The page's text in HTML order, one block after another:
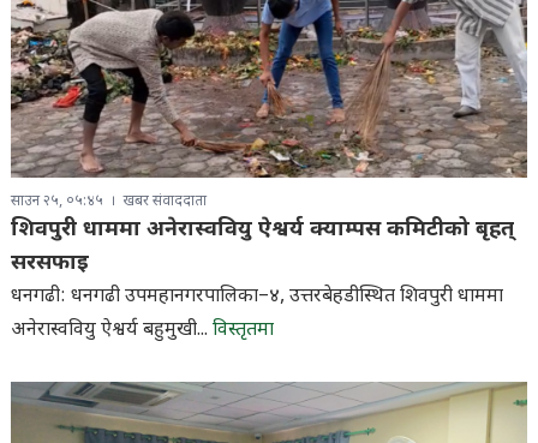
साउन २५, ०५:४५ खबर संवाददाता
शिवपुरी धाममा अनेरास्ववियु ऐश्वर्य क्याम्पस कमिटीको बृहत्
सरसफाइ
धनगढी: धनगढी उपमहानगरपालिका–४, उत्तरबेहडीस्थित शिवपुरी धाममा
अनेरास्ववियु ऐश्वर्य बहुमुखी... विस्तृतमा